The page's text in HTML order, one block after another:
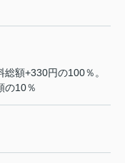
額+330円の100％。
の10％